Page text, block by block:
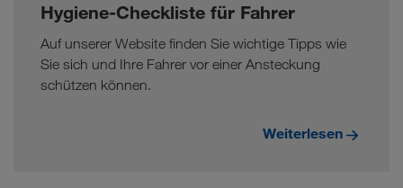
Hygiene-Checkliste für Fahrer
Auf unserer Website finden Sie wichtige Tipps wie
Sie sich und Ihre Fahrer vor einer Ansteckung
schützen können.
Weiterlesen